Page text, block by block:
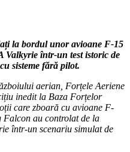
la bordul unor avioane F-15
Valkyrie într-un test istoric de
sisteme fără pilot.
aerian, Forțele Aeriene
inedit la Baza Forțelor
care zboară cu avioane F-
Falcon au controlat de la
într-un scenariu simulat de